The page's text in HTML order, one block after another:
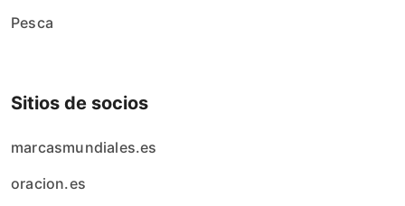
Pesca
Sitios de socios
marcasmundiales.es
oracion.es